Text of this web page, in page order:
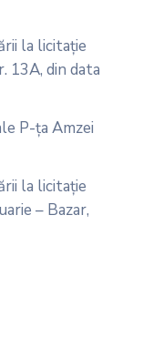
la licitație
13A, din data
P-ța Amzei
la licitație
– Bazar,